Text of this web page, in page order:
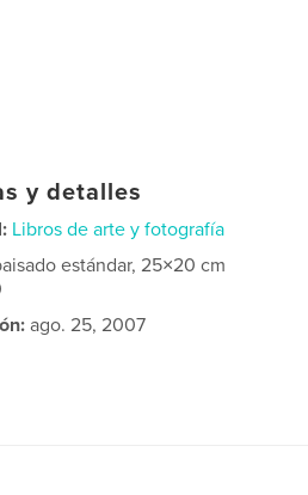
y detalles
Libros de arte y fotografía
estándar, 25×20 cm
ago. 25, 2007